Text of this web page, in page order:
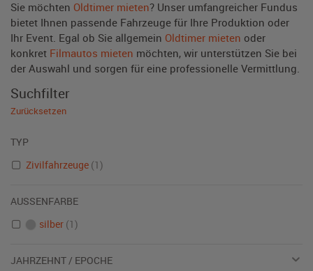
Sie möchten Oldtimer mieten? Unser umfangreicher Fundus
bietet Ihnen passende Fahrzeuge für Ihre Produktion oder
Ihr Event. Egal ob Sie allgemein Oldtimer mieten oder
konkret Filmautos mieten möchten, wir unterstützen Sie bei
der Auswahl und sorgen für eine professionelle Vermittlung.
Suchfilter
Zurücksetzen
TYP
Zivilfahrzeuge (1)
AUSSENFARBE
silber (1)
JAHRZEHNT / EPOCHE